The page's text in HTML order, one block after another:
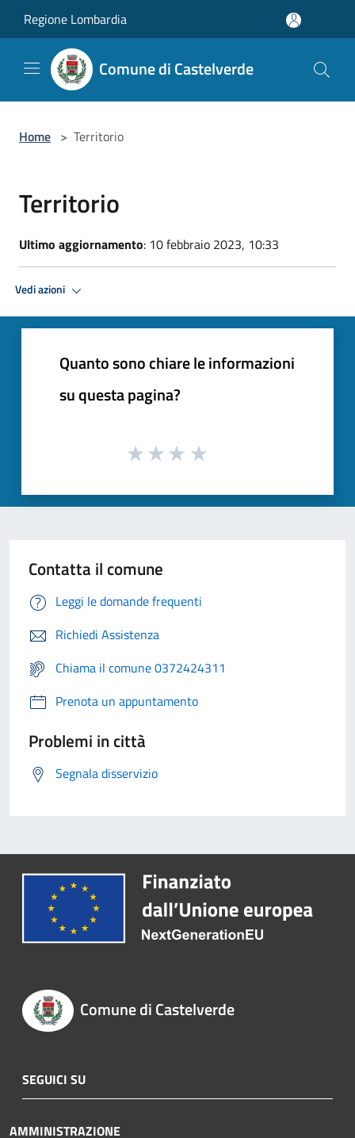
Regione Lombardia
Comune di Castelverde
Home > Territorio
Territorio
Ultimo aggiornamento: 10 febbraio 2023, 10:33
Vedi azioni
Quanto sono chiare le informazioni
su questa pagina?
Contatta il comune
Leggi le domande frequenti
Richiedi Assistenza
Chiama il comune 0372424311
Prenota un appuntamento
Problemi in città
Segnala disservizio
Comune di Castelverde
SEGUICI SU
AMMINISTRAZIONE